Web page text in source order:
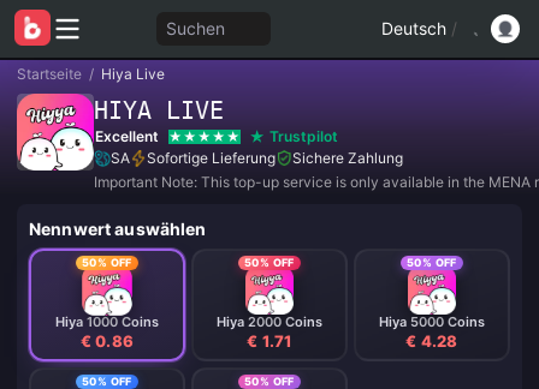
Suchen Deutsch /
Startseite / Hiya Live
HIYA LIVE
Excellent
Trustpilot
SA
Sofortige Lieferung
Sichere Zahlung
Important Note: This top-up service is only available in the MENA
Nennwert auswählen
50% OFF
Hiya 1000 Coins
€ 0.86
50% OFF
Hiya 2000 Coins
€ 1.71
50% OFF
Hiya 5000 Coins
€ 4.28
50% OFF 50% OFF